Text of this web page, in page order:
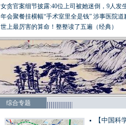
女贪官案细节披露:40位上司被她迷倒，9人发
年会聚餐挂横幅“手术室里全是钱” 涉事医院道
世上最厉害的算命！整整读了五遍（经典）
综合专题
【中国科